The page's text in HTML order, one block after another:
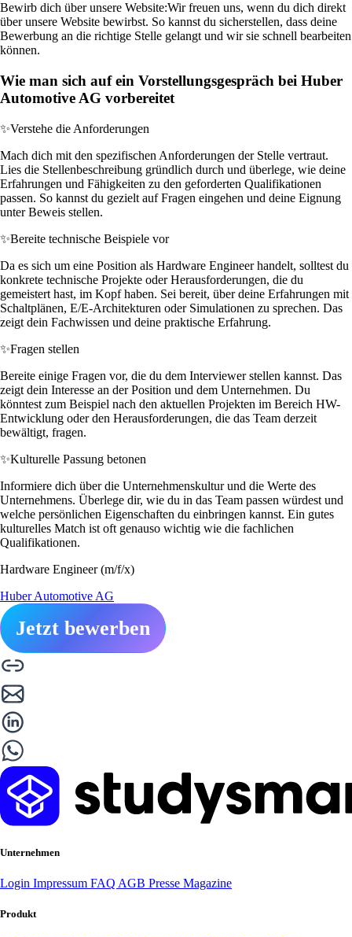
Bewirb dich über unsere Website:Wir freuen uns, wenn du dich direkt
über unsere Website bewirbst. So kannst du sicherstellen, dass deine
Bewerbung an die richtige Stelle gelangt und wir sie schnell bearbeiten
können.
Wie man sich auf ein Vorstellungsgespräch bei Huber
Automotive AG vorbereitet
✨Verstehe die Anforderungen
Mach dich mit den spezifischen Anforderungen der Stelle vertraut.
Lies die Stellenbeschreibung gründlich durch und überlege, wie deine
Erfahrungen und Fähigkeiten zu den geforderten Qualifikationen
passen. So kannst du gezielt auf Fragen eingehen und deine Eignung
unter Beweis stellen.
✨Bereite technische Beispiele vor
Da es sich um eine Position als Hardware Engineer handelt, solltest du
konkrete technische Projekte oder Herausforderungen, die du
gemeistert hast, im Kopf haben. Sei bereit, über deine Erfahrungen mit
Schaltplänen, E/E-Architekturen oder Simulationen zu sprechen. Das
zeigt dein Fachwissen und deine praktische Erfahrung.
✨Fragen stellen
Bereite einige Fragen vor, die du dem Interviewer stellen kannst. Das
zeigt dein Interesse an der Position und dem Unternehmen. Du
könntest zum Beispiel nach den aktuellen Projekten im Bereich HW-
Entwicklung oder den Herausforderungen, die das Team derzeit
bewältigt, fragen.
✨Kulturelle Passung betonen
Informiere dich über die Unternehmenskultur und die Werte des
Unternehmens. Überlege dir, wie du in das Team passen würdest und
welche persönlichen Eigenschaften du einbringen kannst. Ein gutes
kulturelles Match ist oft genauso wichtig wie die fachlichen
Qualifikationen.
Hardware Engineer (m/f/x)
Huber Automotive AG
Jetzt bewerben
Unternehmen
Login Impressum FAQ AGB Presse Magazine
Produkt